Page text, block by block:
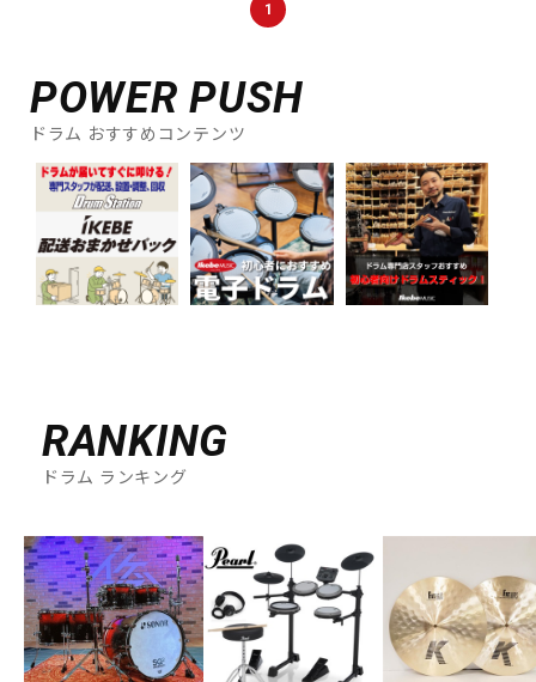
1
POWER PUSH
ドラム おすすめコンテンツ
RANKING
ドラム ランキング